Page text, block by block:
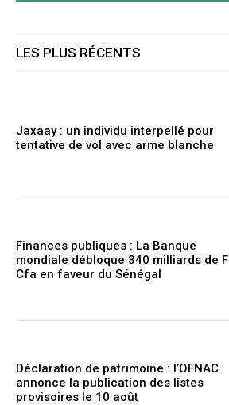
LES PLUS RÉCENTS
Jaxaay : un individu interpellé pour
tentative de vol avec arme blanche
Finances publiques : La Banque
mondiale débloque 340 milliards de F
Cfa en faveur du Sénégal
Déclaration de patrimoine : l’OFNAC
annonce la publication des listes
provisoires le 10 août